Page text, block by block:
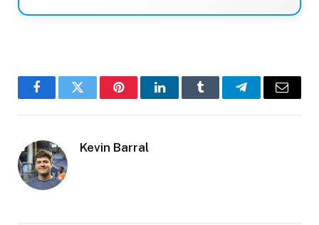
FacebookTwitter PinterestLinkedInTumblr TelegramEmail
Kevin Barral